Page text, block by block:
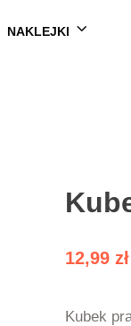
NAKLEJKI
12,99 zł
Kubek